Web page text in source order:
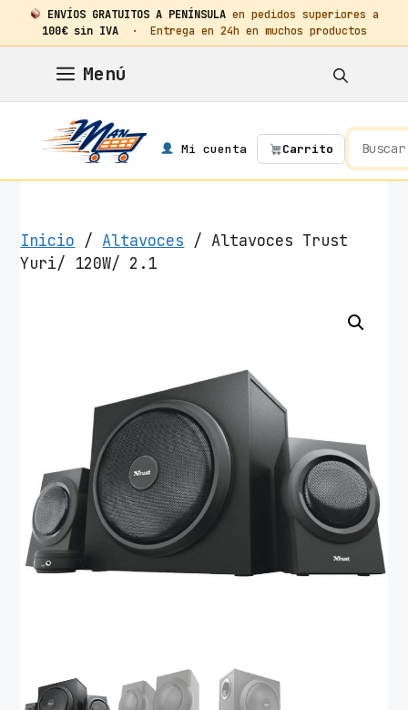
ENVÍOS GRATUITOS A PENÍNSULA en pedidos superiores a
100€ sin IVA· Entrega en 24h en muchos productos
contenido
Menú
Mi cuenta Carrito
Inicio / Altavoces / Altavoces Trust
Yuri/ 120W/ 2.1